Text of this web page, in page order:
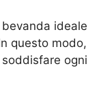
ideale
questo modo,
ogni